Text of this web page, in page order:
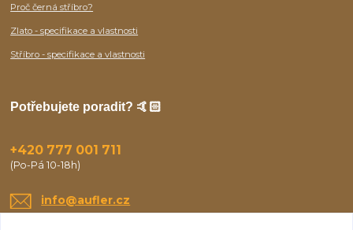
Proč černá stříbro?
Zlato - specifikace a vlastnosti
Stříbro - specifikace a vlastnosti
Potřebujete poradit? 🤙🏻
+420 777 001 711
(Po-Pá 10-18h)
info@aufler.cz